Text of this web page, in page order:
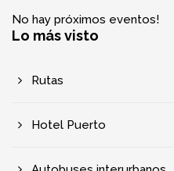
No hay próximos eventos!
Lo más visto
Rutas
Hotel Puerto